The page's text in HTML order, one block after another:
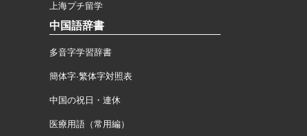
上海プチ留学
中国語辞書
多音字学習辞書
簡体字·繁体字対照表
中国の祝日・連休
医療用語（常用編）